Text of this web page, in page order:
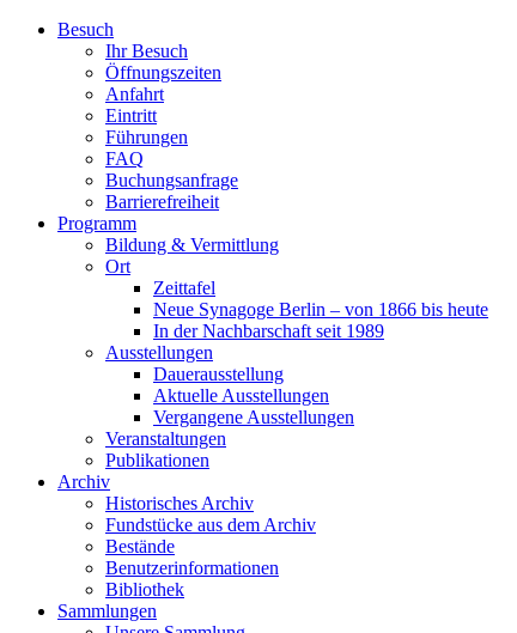
Zum
Besuch
Ihr Besuch
Öffnungszeiten
Anfahrt
Eintritt
Führungen
FAQ
Buchungsanfrage
Barrierefreiheit
Programm
Bildung & Vermittlung
Ort
Zeittafel
Neue Synagoge Berlin – von 1866 bis heute
In der Nachbarschaft seit 1989
Ausstellungen
Dauerausstellung
Aktuelle Ausstellungen
Vergangene Ausstellungen
Veranstaltungen
Publikationen
Archiv
Historisches Archiv
Fundstücke aus dem Archiv
Bestände
Benutzerinformationen
Bibliothek
Sammlungen